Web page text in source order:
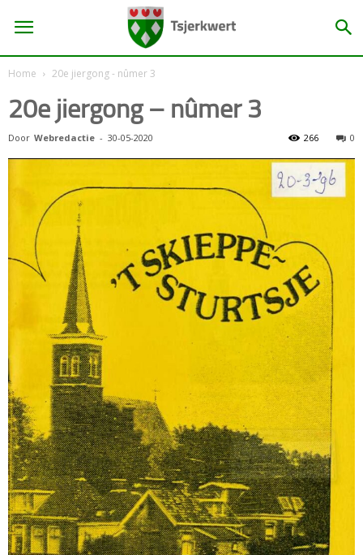
Home 20e jiergong - nûmer 3
20e jiergong – nûmer 3
Door Webredactie - 30-05-2020 0
266